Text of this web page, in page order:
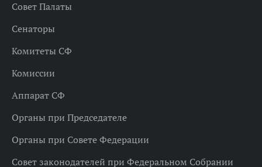
Совет Палаты
Сенаторы
Комитеты СФ
Комиссии
Аппарат СФ
Органы при Председателе
Органы при Совете Федерации
Совет законодателей при Федеральном Собрании